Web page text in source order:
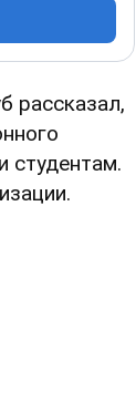
рассказал,
студентам.